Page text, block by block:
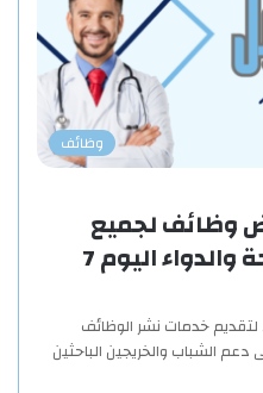
وظائف
وظائف لجميع
التخصصات بقطاع الصحة والدواء اليوم 7
خدمات نشر الوظائف
دعم الشباب والخريجين الباحثين